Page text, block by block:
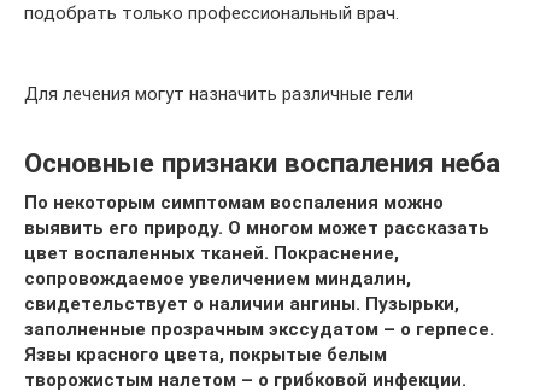
подобрать только профессиональный врач.
Для лечения могут назначить различные гели
Основные признаки воспаления неба
По некоторым симптомам воспаления можно
выявить его природу. О многом может рассказать
цвет воспаленных тканей. Покраснение,
сопровождаемое увеличением миндалин,
свидетельствует о наличии ангины. Пузырьки,
заполненные прозрачным экссудатом – о герпесе.
Язвы красного цвета, покрытые белым
творожистым налетом – о грибковой инфекции.